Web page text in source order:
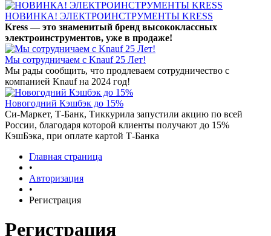
НОВИНКА! ЭЛЕКТРОИНСТРУМЕНТЫ KRESS
Kress — это знаменитый бренд высококлассных
электроинструментов, уже в продаже!
Мы сотрудничаем с Knauf 25 Лет!
Мы рады сообщить, что продлеваем сотрудничество с
компанией Knauf на 2024 год!
Новогодний Кэшбэк до 15%
Си-Маркет, Т-Банк, Тиккурила запустили акцию по всей
России, благодаря которой клиенты получают до 15%
КэшБэка, при оплате картой Т-Банка
Главная страница
•
Авторизация
•
Регистрация
Регистрация